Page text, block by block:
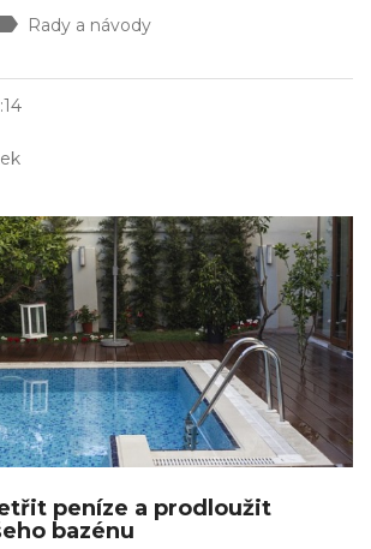
Rady a návody
peníze a prodloužit
bazénu